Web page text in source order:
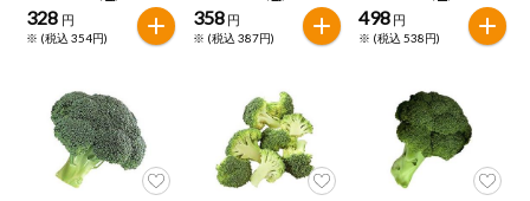
328 円
※ (税込 354円)
358 円
※ (税込 387円)
498 円
※ (税込 538円)